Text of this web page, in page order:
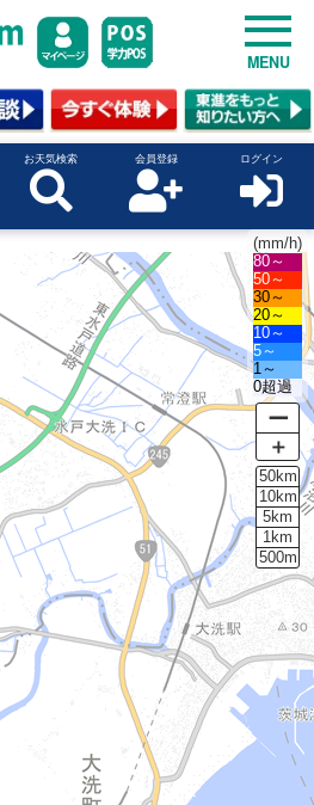
MENU
お天気検索 会員登録 ログイン
(mm/h)
80～
50～
30～
20～
10～
5～
1～
0超過
ー
＋
50km
10km
5km
1km
500m